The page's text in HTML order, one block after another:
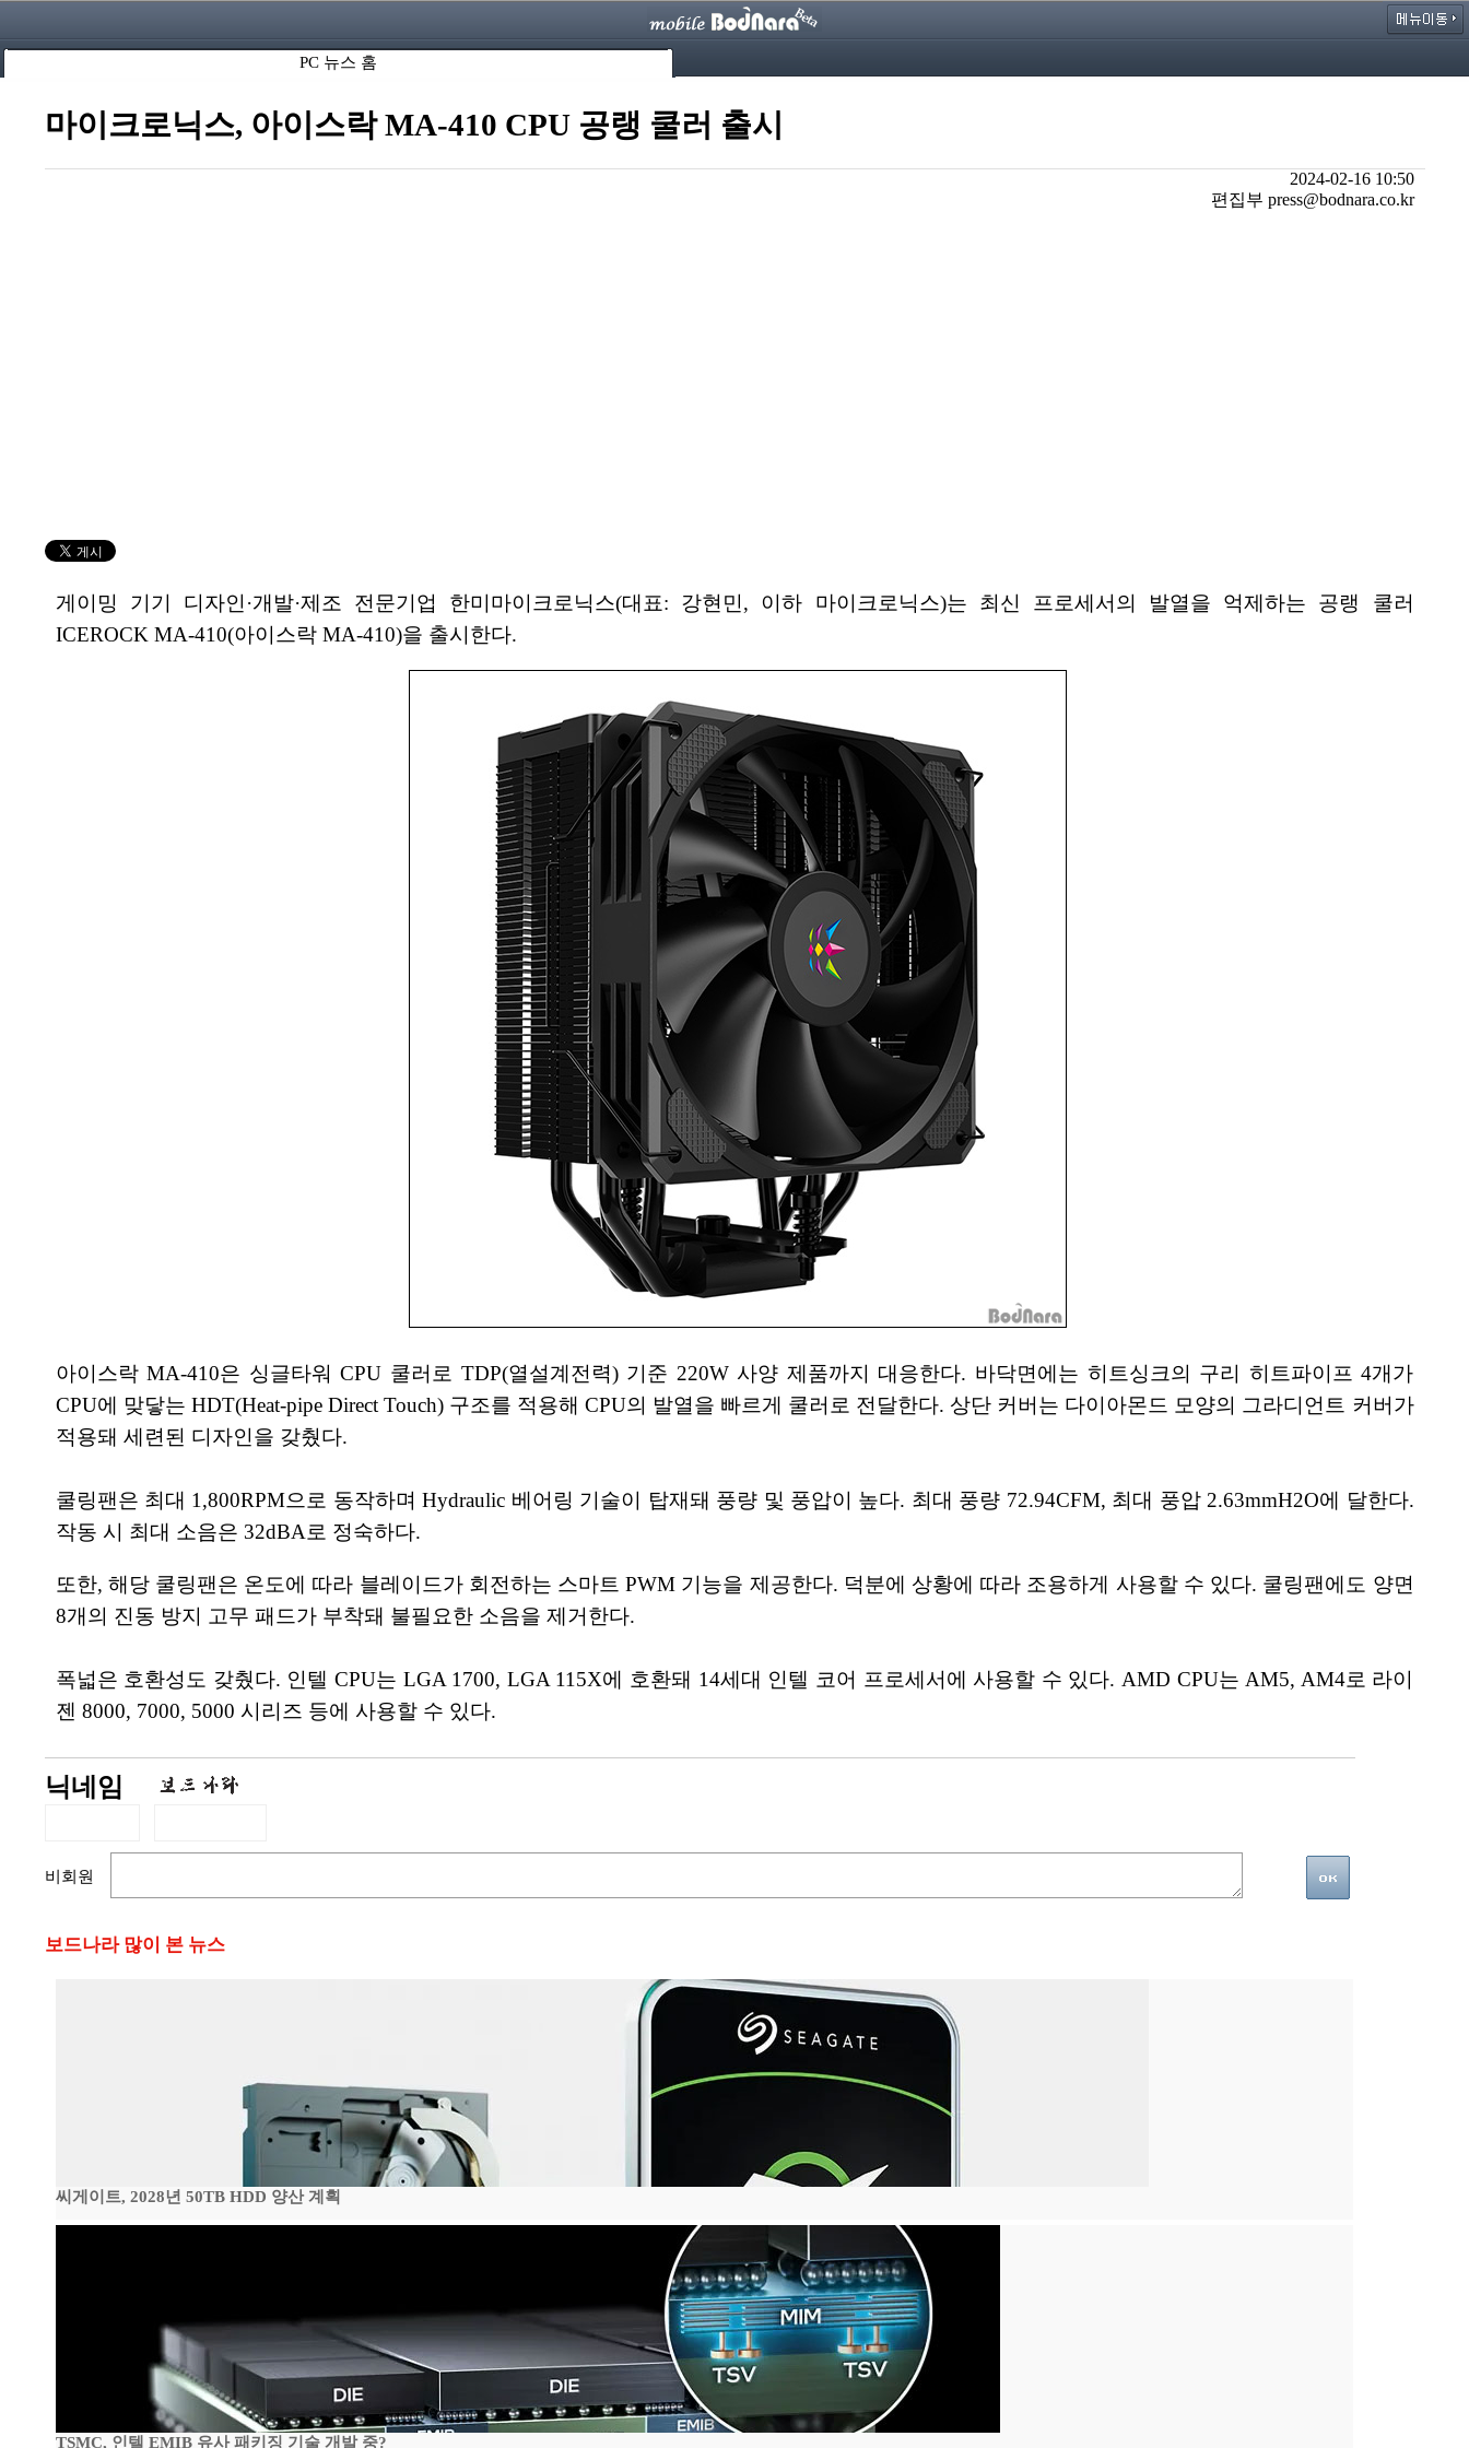
PC 뉴스 홈
마이크로닉스, 아이스락 MA-410 CPU 공랭 쿨러 출시
2024-02-16 10:50
편집부 press@bodnara.co.kr
게이밍 기기 디자인·개발·제조 전문기업 한미마이크로닉스(대표: 강현민, 이하 마이크로닉스)는 최신 프로세서의 발열을 억제하는 공랭 쿨러
ICEROCK MA-410(아이스락 MA-410)을 출시한다.
아이스락 MA-410은 싱글타워 CPU 쿨러로 TDP(열설계전력) 기준 220W 사양 제품까지 대응한다. 바닥면에는 히트싱크의 구리 히트파이프 4개가
CPU에 맞닿는 HDT(Heat-pipe Direct Touch) 구조를 적용해 CPU의 발열을 빠르게 쿨러로 전달한다. 상단 커버는 다이아몬드 모양의 그라디언트 커버가
적용돼 세련된 디자인을 갖췄다.
쿨링팬은 최대 1,800RPM으로 동작하며 Hydraulic 베어링 기술이 탑재돼 풍량 및 풍압이 높다. 최대 풍량 72.94CFM, 최대 풍압 2.63mmH2O에 달한다.
작동 시 최대 소음은 32dBA로 정숙하다.
또한, 해당 쿨링팬은 온도에 따라 블레이드가 회전하는 스마트 PWM 기능을 제공한다. 덕분에 상황에 따라 조용하게 사용할 수 있다. 쿨링팬에도 양면
8개의 진동 방지 고무 패드가 부착돼 불필요한 소음을 제거한다.
폭넓은 호환성도 갖췄다. 인텔 CPU는 LGA 1700, LGA 115X에 호환돼 14세대 인텔 코어 프로세서에 사용할 수 있다. AMD CPU는 AM5, AM4로 라이
젠 8000, 7000, 5000 시리즈 등에 사용할 수 있다.
닉네임
비회원
보드나라 많이 본 뉴스
씨게이트, 2028년 50TB HDD 양산 계획
TSMC, 인텔 EMIB 유사 패키징 기술 개발 중?